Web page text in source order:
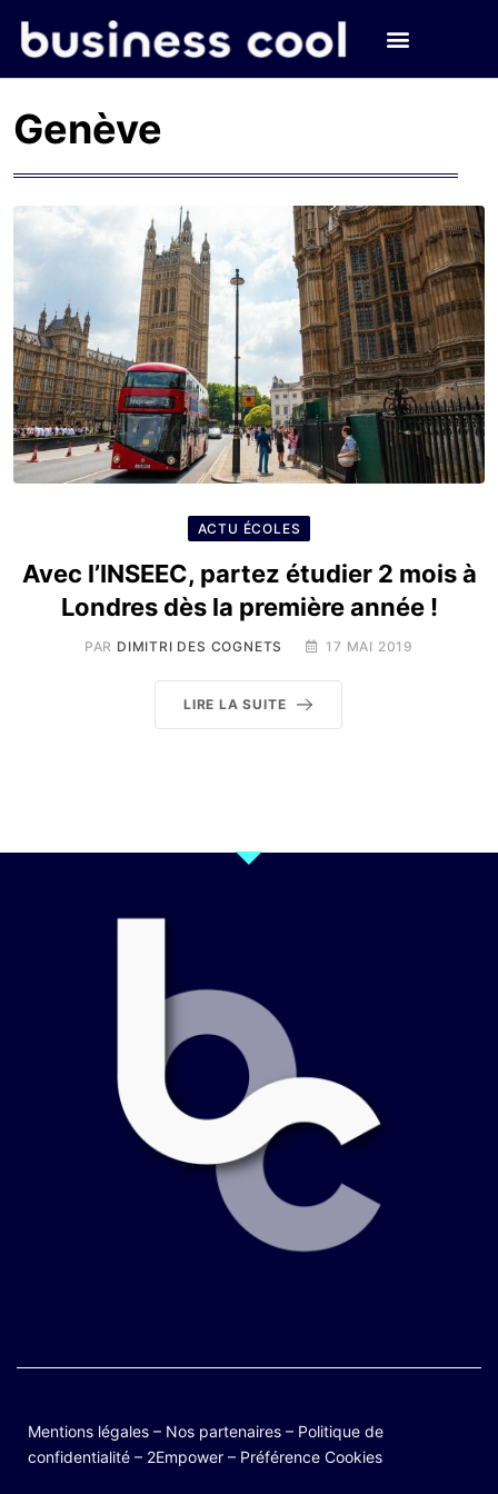
Genève
ACTU ÉCOLES
Avec l’INSEEC, partez étudier 2 mois à
Londres dès la première année !
PAR DIMITRI DES COGNETS 17 MAI 2019
LIRE LA SUITE
Mentions légales – Nos partenaires – Politique de
confidentialité – 2Empower – Préférence Cookies